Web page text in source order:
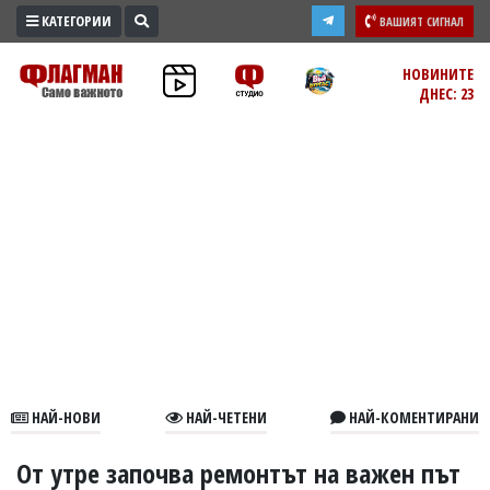
ПРОМО
ЗОНА
В
КАТЕГОРИИ ВАШИЯТ СИГНАЛ
НОВИНИТЕ
ДНЕС: 23
НАЙ-НОВИ НАЙ-ЧЕТЕНИ НАЙ-КОМЕНТИРАНИ
От утре започва ремонтът на важен път